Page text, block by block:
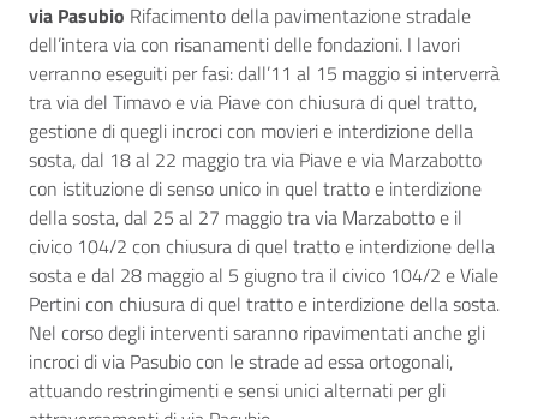
via Pasubio Rifacimento della pavimentazione stradale
dell’intera via con risanamenti delle fondazioni. I lavori
verranno eseguiti per fasi: dall’11 al 15 maggio si interverrà
tra via del Timavo e via Piave con chiusura di quel tratto,
gestione di quegli incroci con movieri e interdizione della
sosta, dal 18 al 22 maggio tra via Piave e via Marzabotto
con istituzione di senso unico in quel tratto e interdizione
della sosta, dal 25 al 27 maggio tra via Marzabotto e il
civico 104/2 con chiusura di quel tratto e interdizione della
sosta e dal 28 maggio al 5 giugno tra il civico 104/2 e Viale
Pertini con chiusura di quel tratto e interdizione della sosta.
Nel corso degli interventi saranno ripavimentati anche gli
incroci di via Pasubio con le strade ad essa ortogonali,
attuando restringimenti e sensi unici alternati per gli